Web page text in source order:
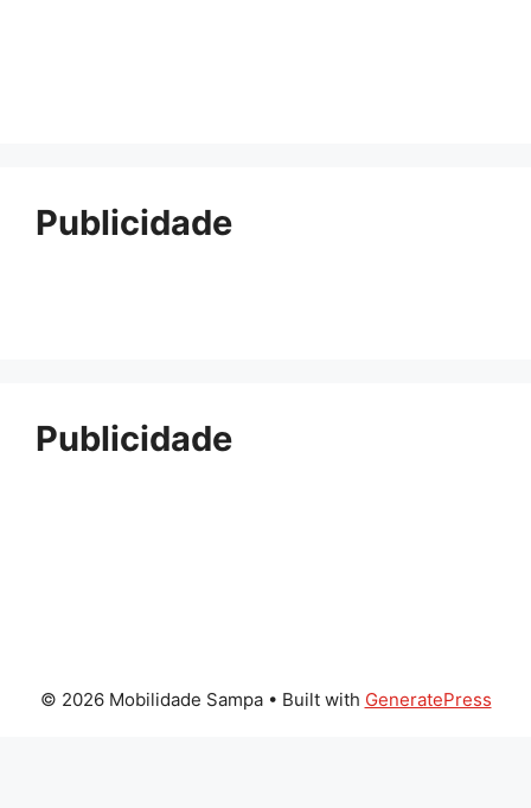
Publicidade
Publicidade
© 2026 Mobilidade Sampa• Built with GeneratePress